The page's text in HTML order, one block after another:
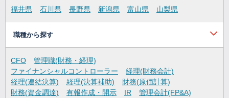
福井県 石川県 長野県 新潟県 富山県 山梨県
職種から探す
CFO
管理職(財務・経理)
ファイナンシャルコントローラー
経理(財務会計)
経理(連結決算)
経理(決算補助)
財務(原価計算)
財務(資金調達)
有報作成・開示 IR
管理会計(FP&A)